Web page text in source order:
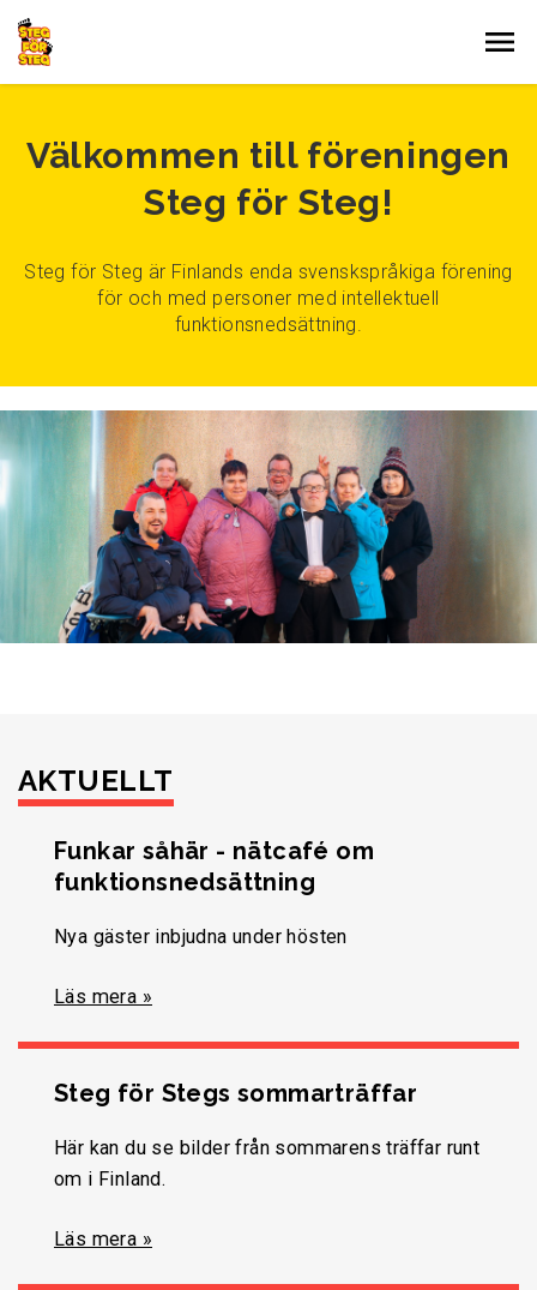
Gå till innehållet
Välkommen till föreningen
Steg för Steg!
Steg för Steg är Finlands enda svenskspråkiga förening
för och med personer med intellektuell
funktionsnedsättning.
AKTUELLT
Funkar såhär - nätcafé om
funktionsnedsättning
Nya gäster inbjudna under hösten
Läs mera »
Steg för Stegs sommarträffar
Här kan du se bilder från sommarens träffar runt
om i Finland.
Läs mera »